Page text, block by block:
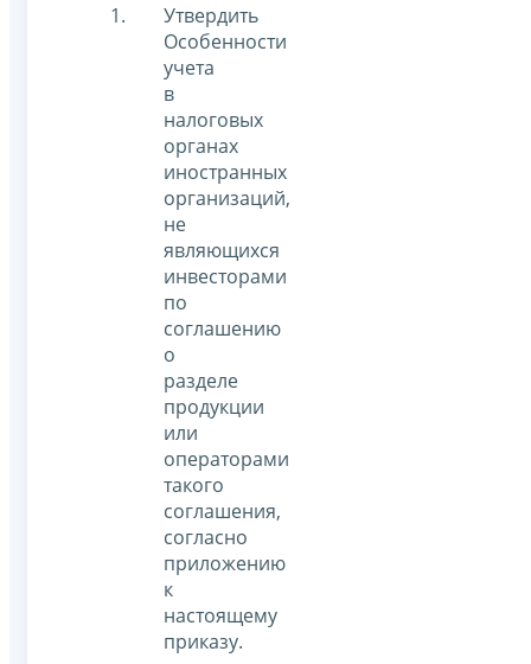
Утвердить
Особенности
учета
в
налоговых
органах
иностранных
организаций,
не
являющихся
инвесторами
по
соглашению
о
разделе
продукции
или
операторами
такого
соглашения,
согласно
приложению
к
настоящему
приказу.